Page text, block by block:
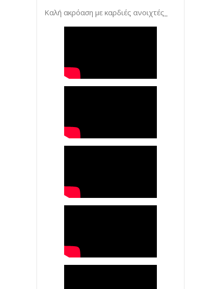
Καλή ακρόαση με καρδιές ανοιχτές_